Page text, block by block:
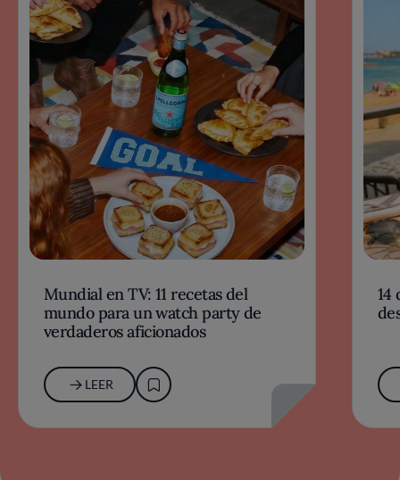
Mundial en TV: 11 recetas del
mundo para un watch party de
verdaderos aficionados
LEER
14